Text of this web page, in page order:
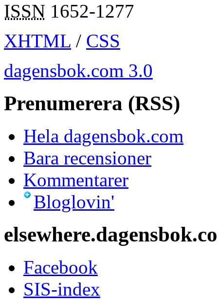
ISSN 1652-1277
XHTML / CSS
dagensbok.com 3.0
Prenumerera (RSS)
Hela dagensbok.com
Bara recensioner
Kommentarer
Bloglovin'
Facebook
SIS-index